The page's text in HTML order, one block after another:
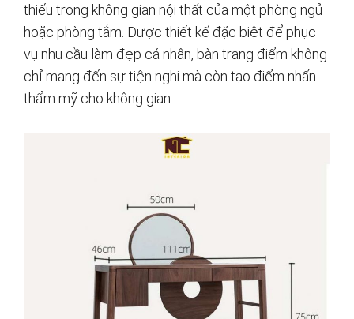
thiếu trong không gian nội thất của một phòng ngủ
hoặc phòng tắm. Được thiết kế đặc biệt để phục
vụ nhu cầu làm đẹp cá nhân, bàn trang điểm không
chỉ mang đến sự tiện nghi mà còn tạo điểm nhấn
thẩm mỹ cho không gian.